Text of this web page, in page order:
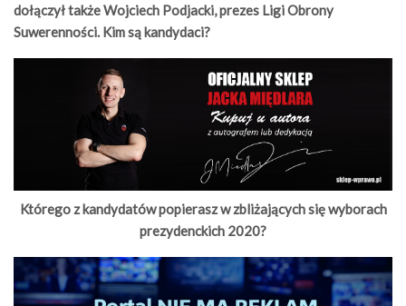
dołączył także Wojciech Podjacki, prezes Ligi Obrony
Suwerenności. Kim są kandydaci?
Którego z kandydatów popierasz w zbliżających się wyborach
prezydenckich 2020?